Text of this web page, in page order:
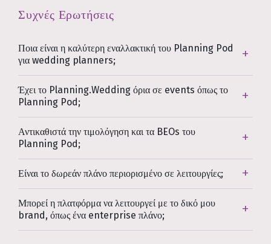
Συχνές Ερωτήσεις
Ποια είναι η καλύτερη εναλλακτική του Planning Pod
για wedding planners;
Έχει το Planning.Wedding όρια σε events όπως το
Planning Pod;
Αντικαθιστά την τιμολόγηση και τα BEOs του
Planning Pod;
Είναι το δωρεάν πλάνο περιορισμένο σε λειτουργίες;
Μπορεί η πλατφόρμα να λειτουργεί με το δικό μου
brand, όπως ένα enterprise πλάνο;